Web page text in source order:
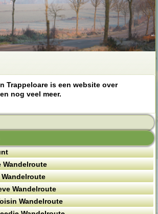
Trappeloare is een website over
nog veel meer.
Wandelroute
Wandelroute
Wandelroute